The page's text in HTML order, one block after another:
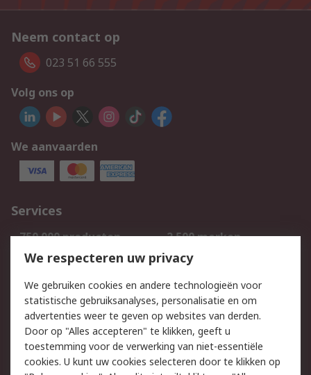
Neem contact op
023 51 66 555
Volg ons op
We aanvaarden
Services
750.000 producten
2.500 merken
Bestellen
Inkoopoplossingen
Track & Trace
Wettelijk
Cookiebeleid
Email veiligheid
We respecteren uw privacy
We gebruiken cookies en andere technologieën voor
statistische gebruiksanalyses, personalisatie en om
advertenties weer te geven op websites van derden.
Door op "Alles accepteren" te klikken, geeft u
toestemming voor de verwerking van niet-essentiële
cookies. U kunt uw cookies selecteren door te klikken op